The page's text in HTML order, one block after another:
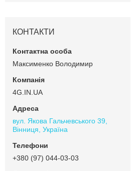
КОНТАКТИ
Максименко Володимир
4G.IN.UA
вул. Якова Гальчевського 39,
Вінниця, Україна
+380 (97) 044-03-03